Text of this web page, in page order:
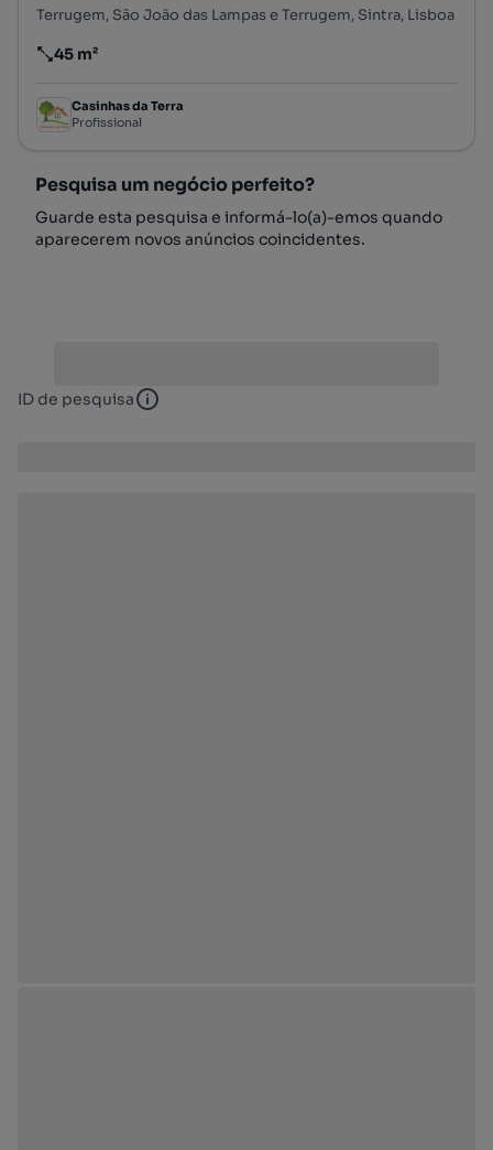
Terrugem, São João das Lampas e Terrugem, Sintra, Lisboa
Preço por metro quadrado
45 m²
Casinhas da Terra
Profissional
Pesquisa um negócio perfeito?
Guarde esta pesquisa e informá-lo(a)-emos quando
aparecerem novos anúncios coincidentes.
ID de pesquisa ID de pesquisa